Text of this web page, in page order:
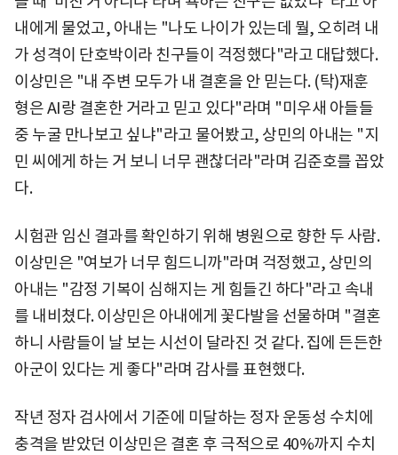
내에게 물었고, 아내는 "나도 나이가 있는데 뭘, 오히려 내
가 성격이 단호박이라 친구들이 걱정했다"라고 대답했다.
이상민은 "내 주변 모두가 내 결혼을 안 믿는다. (탁)재훈
형은 AI랑 결혼한 거라고 믿고 있다"라며 "미우새 아들들
중 누굴 만나보고 싶냐"라고 물어봤고, 상민의 아내는 "지
민 씨에게 하는 거 보니 너무 괜찮더라"라며 김준호를 꼽았
다.
시험관 임신 결과를 확인하기 위해 병원으로 향한 두 사람.
이상민은 "여보가 너무 힘드니까"라며 걱정했고, 상민의
아내는 "감정 기복이 심해지는 게 힘들긴 하다"라고 속내
를 내비쳤다. 이상민은 아내에게 꽃다발을 선물하며 "결혼
하니 사람들이 날 보는 시선이 달라진 것 같다. 집에 든든한
아군이 있다는 게 좋다"라며 감사를 표현했다.
작년 정자 검사에서 기준에 미달하는 정자 운동성 수치에
충격을 받았던 이상민은 결혼 후 극적으로 40%까지 수치